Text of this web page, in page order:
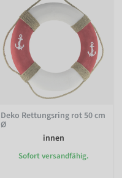
Deko Rettungsring rot 50 cm
Ø
innen
Sofort versandfähig.